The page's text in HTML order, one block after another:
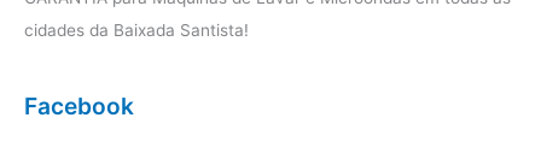
cidades da Baixada Santista!
Facebook